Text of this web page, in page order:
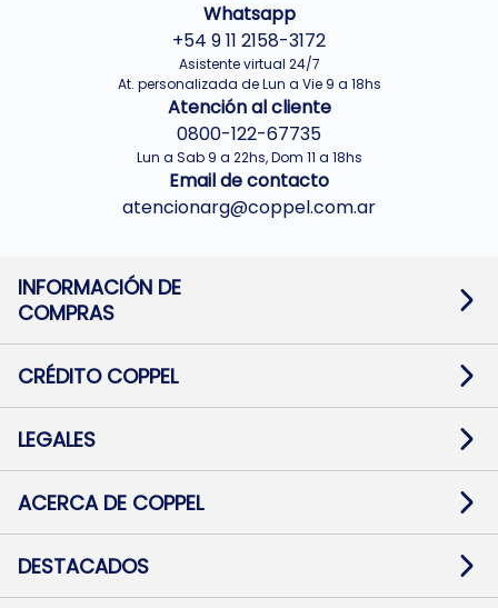
Whatsapp
+54 9 11 2158-3172
Asistente virtual 24/7
At. personalizada de Lun a Vie 9 a 18hs
Atención al cliente
0800-122-67735
Lun a Sab 9 a 22hs, Dom 11 a 18hs
Email de contacto
atencionarg@coppel.com.ar
INFORMACIÓN DE
COMPRAS
Términos y condiciones
Botón de arrepentimiento
Mapa de sitio
CRÉDITO COPPEL
Solicitar Crédito
Medios de Pago
Pago Fácil Online
LEGALES
Baja contratos
Defensa al consumidor CABA
ACERCA DE COPPEL
Trabajá con Nosotros
Preguntas Frecuentes
DESTACADOS